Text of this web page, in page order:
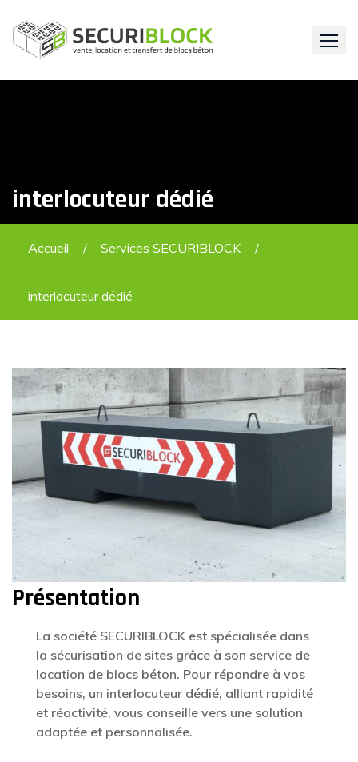
content
interlocuteur dédié
Accueil Services SECURIBLOCK
interlocuteur dédié
Présentation
La société SECURIBLOCK est spécialisée dans
la sécurisation de sites grâce à son service de
location de blocs béton. Pour répondre à vos
besoins, un interlocuteur dédié, alliant rapidité
et réactivité, vous conseille vers une solution
adaptée et personnalisée.